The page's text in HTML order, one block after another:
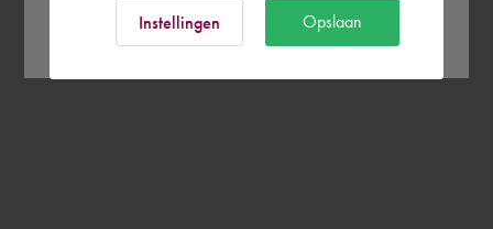
Instellingen Opslaan